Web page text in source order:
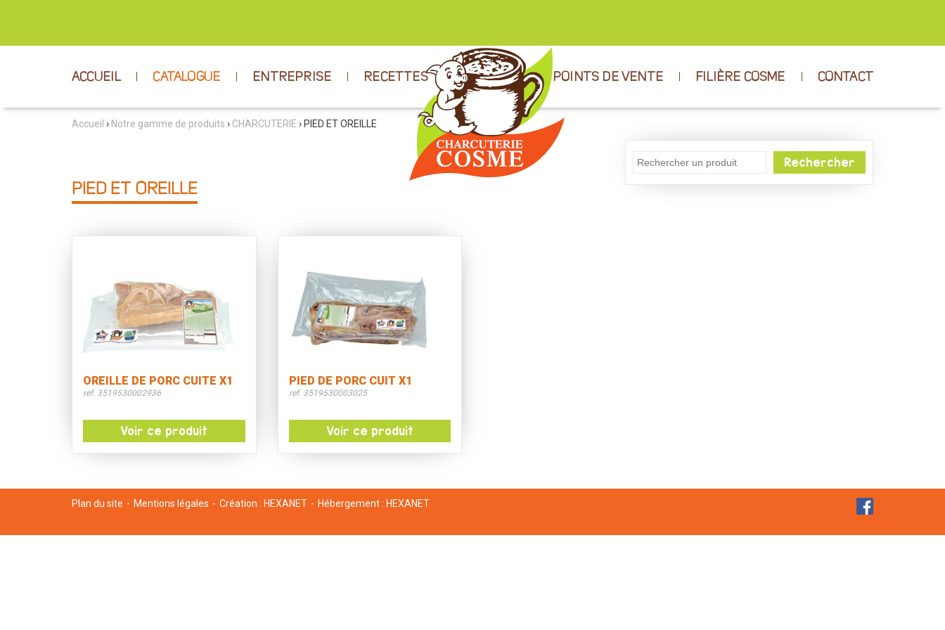
ACCUEIL CATALOGUE ENTREPRISE RECETTES POINTS DE VENTE FILIÈRE COSME CONTACT
Accueil › Notre gamme de produits › CHARCUTERIE › PIED ET OREILLE
Rechercher
PIED ET OREILLE
OREILLE DE PORC CUITE X1
ref. 3519530002936
Voir ce produit
PIED DE PORC CUIT X1
ref. 3519530003025
Voir ce produit
Plan du site Mentions légales Création : HEXANET Hébergement : HEXANET